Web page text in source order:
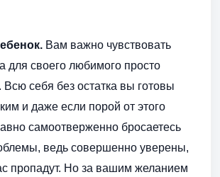
Вам важно чувствовать
для своего любимого просто
себя без остатка вы готовы
и даже если порой от этого
самоотверженно бросаетесь
ведь совершенно уверены,
пропадут. Но за вашим желанием